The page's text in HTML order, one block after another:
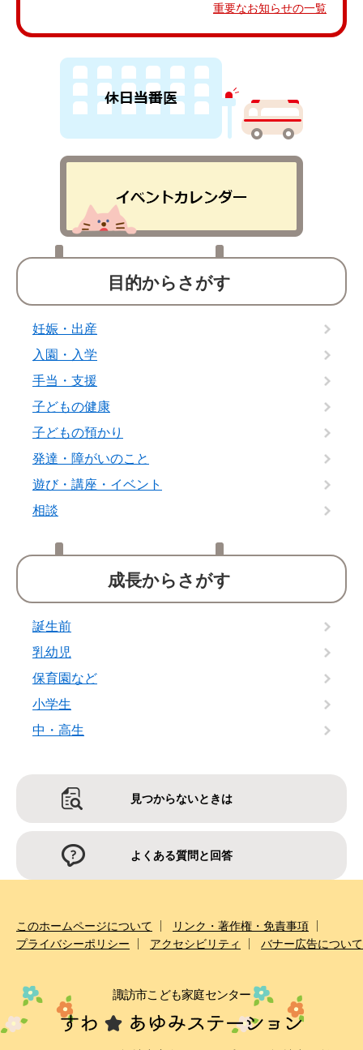
重要なお知らせの一覧
目的からさがす
妊娠・出産
入園・入学
手当・支援
子どもの健康
子どもの預かり
発達・障がいのこと
遊び・講座・イベント
相談
成長からさがす
誕生前
乳幼児
保育園など
小学生
中・高生
見つからないときは
よくある質問と回答
このホームページについて
リンク・著作権・免責事項
プライバシーポリシー
アクセシビリティ バナー広告について
諏訪市こども家庭センター